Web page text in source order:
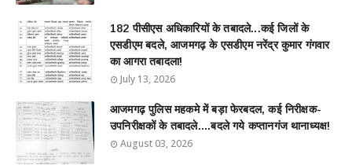
182 पीसीएस अधिकारियों के तबादले...कई जिलों के
एसडीएम बदले, आजमगढ़ के एसडीएम नरेंद्र कुमार गंगवार
का आगरा तबादला!
July 13, 2026
आजमगढ़ पुलिस महकमे में बड़ा फेरबदल, कई निरीक्षक-
उपनिरीक्षकों के तबादले....बदले गये कप्तानगंज थानाध्यक्ष!
August 03, 2026